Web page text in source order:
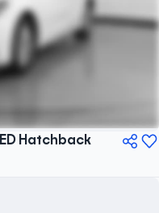
Hatchback